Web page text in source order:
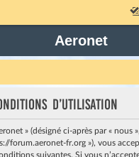
Aeronet
d’utilisation
» (désigné ci-après par « nous
forum.aeronet-fr.org »), vous
suivantes. Si vous